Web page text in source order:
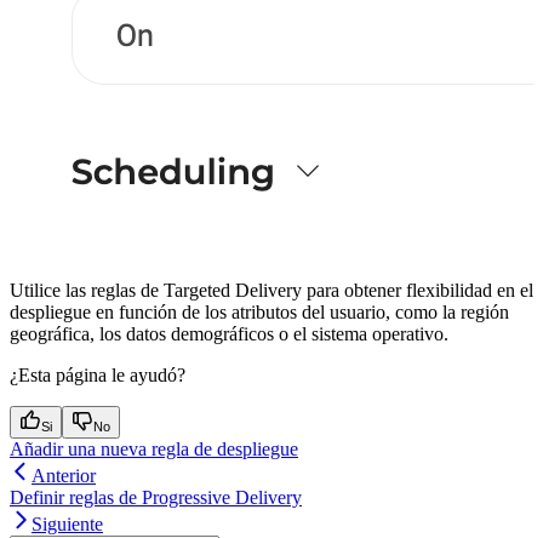
Utilice las reglas de Targeted Delivery para obtener flexibilidad en el
despliegue en función de los atributos del usuario, como la región
geográfica, los datos demográficos o el sistema operativo.
¿Esta página le ayudó?
Si No
Añadir una nueva regla de despliegue
Anterior
Definir reglas de Progressive Delivery
Siguiente